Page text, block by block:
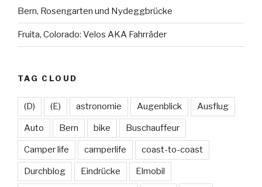
Bern, Rosengarten und Nydeggbrücke
Fruita, Colorado: Velos AKA Fahrräder
TAG CLOUD
(D) (E) astronomie Augenblick Ausflug
Auto Bern bike Buschauffeur
Camper life camperlife coast-to-coast
Durchblog Eindrücke Elmobil